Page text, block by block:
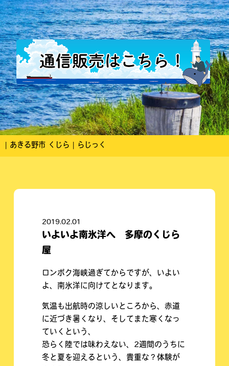
| あきる野市 くじら | らじっく
2019.02.01
いよいよ南氷洋へ 多摩のくじら
屋
ロンボク海峡過ぎてからですが、いよい
よ、南氷洋に向けてとなります。
気温も出航時の涼しいところから、赤道
に近づき暑くなり、そしてまた寒くなっ
ていくという、
恐らく陸では味わえない、2週間のうちに
冬と夏を迎えるという、貴重な？体験が